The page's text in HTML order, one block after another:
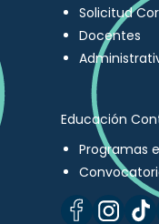
Solicitud
Docentes
Educación
Programas